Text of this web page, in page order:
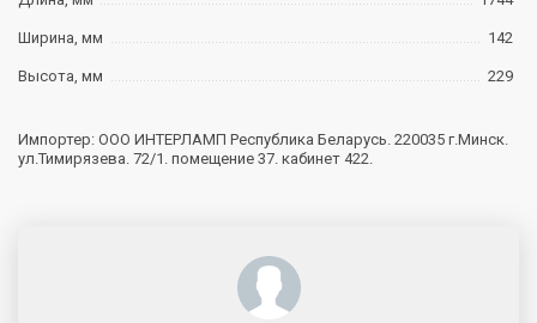
Ширина, мм 142
Высота, мм 229
Импортер: ООО ИНТЕРЛАМП Республика Беларусь. 220035 г.Минск.
ул.Тимирязева. 72/1. помещение 37. кабинет 422.